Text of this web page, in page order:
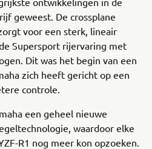
geweest. De crossplane
voor een sterk, lineair
Supersport rijervaring met
Dit was het begin van een
zich heeft gericht op een
controle.
een geheel nieuwe
waardoor elke
R1 nog meer kon opzoeken.